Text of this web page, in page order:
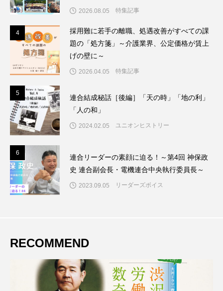
2026.08.05 特集記事
4
採用難に若手の離職、処遇改善がすべての課
題の「処方箋」～介護業界、公定価格が賃上
げの壁に～
2026.04.05 特集記事
5
連合結成秘話［後編］「天の時」「地の利」
「人の和」
2024.02.05 ユニオンヒストリー
6
連合リーダーの素顔に迫る！～第4回 神保政
史 連合副会長・電機連合中央執行委員長～
2023.09.05 リーダーズボイス
RECOMMEND